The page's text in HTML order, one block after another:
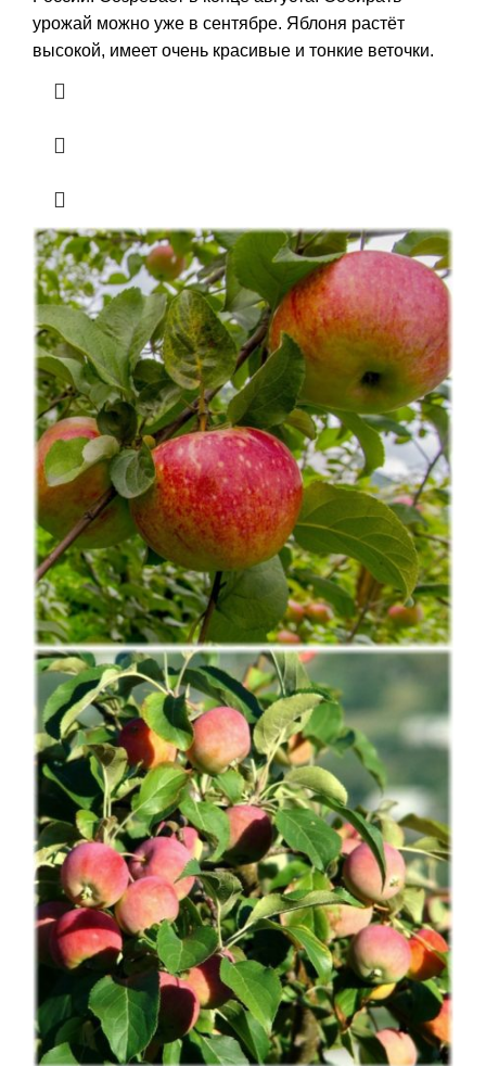
урожай можно уже в сентябре. Яблоня растёт
высокой, имеет очень красивые и тонкие веточки.